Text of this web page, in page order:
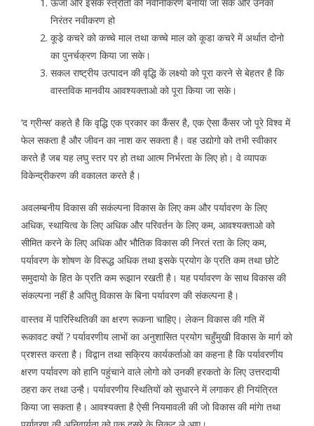
ऊर्जा और इसके स्त्रोंतो को नवीनीकरण बनाया जा सके और उनका
निरंतर नवीकरण हो
कूडे़ कचरे को कच्चे माल तथा कच्चे माल को कूडा कचरे में अर्थात दोनो
का पुनर्चक्रण किया जा सके।
सकल राष्ट्रीय उत्पादन की वृद्धि कें लक्ष्यो को पूरा करने से बेहतर है कि
वास्तविक मानवीय आवश्यक्ताओ को पूरा किया जा सके।
‘द ग्रीन्स’ कहते है कि वृद्धि एक प्रकार का कैंसर है, एक ऐसा कैंसर जो पूरे विश्व में
फेल सकता है और जीवन का नाश कर सकता है। वह उद्योगो को तभी स्वीकार
करते है जब यह लघु स्तर पर हो तथा आत्म निर्भरता के लिए हो। वे व्यापक
विकेन्द्रीकरण की वकालत करते है।
अवलम्बनीय विकास की सकंल्पना विकास के लिए कम और पर्यावरण के लिए
अधिक, स्थायित्व के लिए अधिक और परिवर्तन के लिए कम, आवश्यक्ताओ को
सीमित करने के लिए अधिक और भौतिक विकास की निरतं रता के लिए कम,
पर्यावरण के शोषण के विरूद्ध अधिक तथा इसके प्रयोग के प्रति कम तथा छोटे
समुदायो के हित के प्रति कम रूझान रखती है। यह पर्यावरण के साथ विकास की
संकल्पना नहीं है अपितु विकास के बिना पर्यावरण की संकल्पना है।
वास्तव में पारिस्थितिकी का क्षरण रूकना चाहिए। लेकन विकास की गति में
रूकावट क्यों ? पर्यावरणीय लाभाें का अनुशासित प्रयोग चहुँमुखी विकास के मार्ग को
प्रशस्त करता है। विद्वान तथा सक्रिय कार्यकर्ताओ का कहना है कि पर्यावरणीय
क्षरण पर्यावरण को हानि पहुंचाने वाले लोगो को उनकी हरकतो के लिए उत्तरदायी
ठहरा कर तथा उन्है। पर्यावरणीय स्थितियों को सुधारने में लगाकर ही नियंत्रित
किया जा सकता है। आवश्यक्ता है ऐसी नियमावली की जो विकास की मांगेा तथा